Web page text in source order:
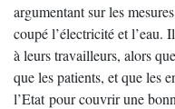
argumentant sur les
coupé l’électricité et l’eau.
à leurs travailleurs, alors
que les patients, et que les
l’Etat pour couvrir une